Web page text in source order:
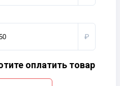
₽
оплатить товар